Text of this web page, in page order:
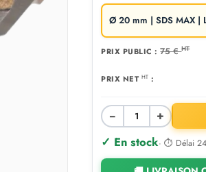
PRIX PUBLIC :75 €HT
PRIX NET HT :
− +
✓ En stock· ⏱ Délai